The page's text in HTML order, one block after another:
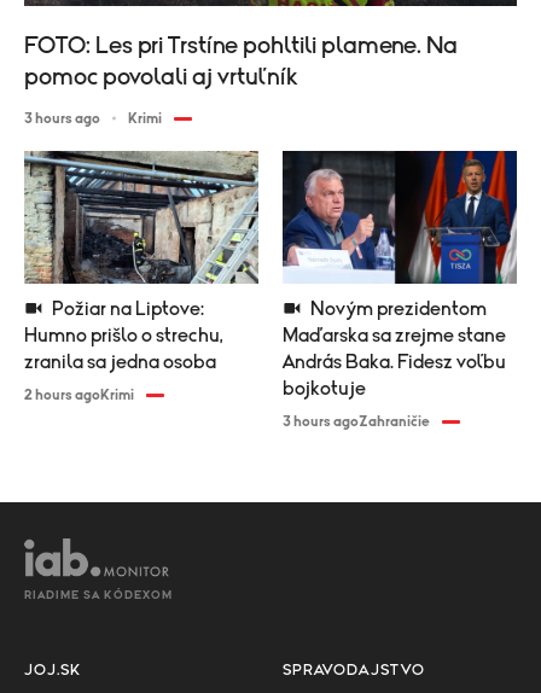
Humno prišlo o strechu,
zranila sa jedna osoba
2 hours agoKrimi
Maďarska sa zrejme stane
András Baka. Fidesz voľbu
bojkotuje
3 hours agoZahraničie
FOTO: Les pri Trstíne pohltili plamene. Na
pomoc povolali aj vrtuľník
3 hours ago Krimi
RIADIME SA KÓDEXOM
JOJ.SK SPRAVODAJSTVO